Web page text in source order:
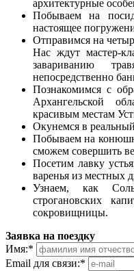
архитектурные
Побываем на
настоящее
Отправимся на
Нас ждут мастер-
завариванию
непосредственно
Познакомимся с
Архангельской
красивым местам
Окунемся в
Побываем на
сможем совершить
Посетим лавку
варенья из местных
Узнаем, как
строгановских
сокровищницы.
Заявка на поездку
Имя:*
Email для связи:*